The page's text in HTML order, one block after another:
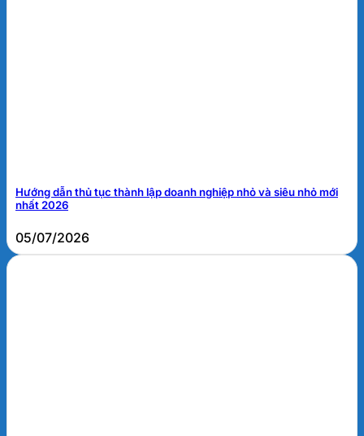
Hướng dẫn thủ tục thành lập doanh nghiệp nhỏ và siêu nhỏ mới
nhất 2026
05/07/2026